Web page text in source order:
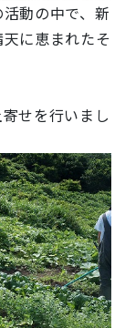
動の中で、 新
に恵まれたそ
せを行いまし